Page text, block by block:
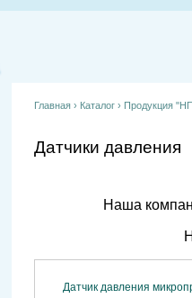
Главная › Каталог › Продукция
Датчики давления
Наша
Датчик давления